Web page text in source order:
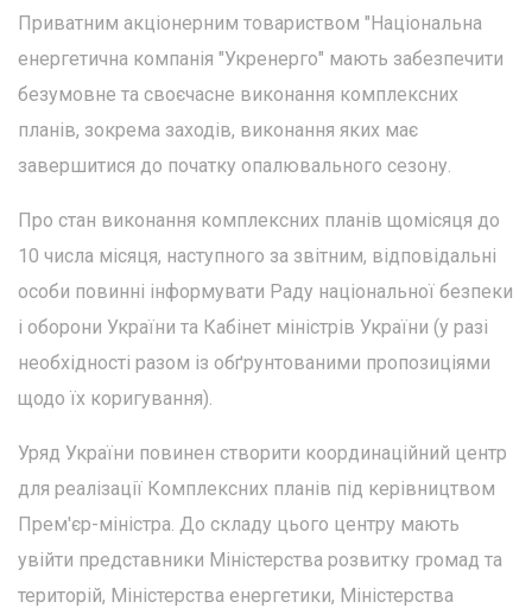
Приватним акціонерним товариством "Національна
енергетична компанія "Укренерго" мають забезпечити
безумовне та своєчасне виконання комплексних
планів, зокрема заходів, виконання яких має
завершитися до початку опалювального сезону.
Про стан виконання комплексних планів щомісяця до
10 числа місяця, наступного за звітним, відповідальні
особи повинні інформувати Раду національної безпеки
і оборони України та Кабінет міністрів України (у разі
необхідності разом із обґрунтованими пропозиціями
щодо їх коригування).
Уряд України повинен створити координаційний центр
для реалізації Комплексних планів під керівництвом
Прем'єр-міністра. До складу цього центру мають
увійти представники Міністерства розвитку громад та
територій, Міністерства енергетики, Міністерства